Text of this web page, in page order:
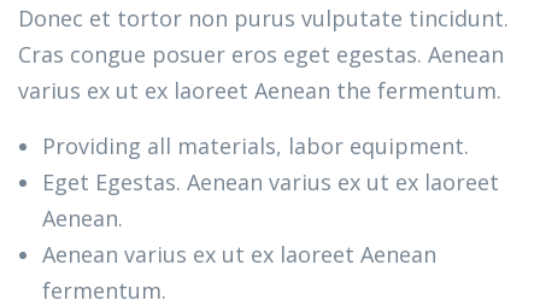
Donec et tortor non purus vulputate tincidunt.
Cras congue posuer eros eget egestas. Aenean
varius ex ut ex laoreet Aenean the fermentum.
Providing all materials, labor equipment.
Eget Egestas. Aenean varius ex ut ex laoreet
Aenean.
Aenean varius ex ut ex laoreet Aenean
fermentum.